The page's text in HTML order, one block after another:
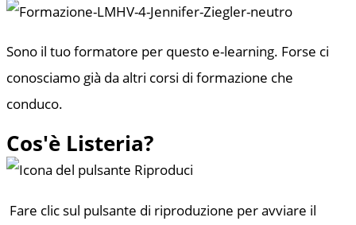
Sono il tuo formatore per questo e-learning. Forse ci
conosciamo già da altri corsi di formazione che
conduco.
Cos'è Listeria?
Fare clic sul pulsante di riproduzione per avviare il